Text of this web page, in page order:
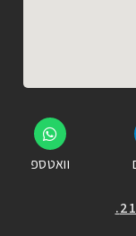
וואטספ